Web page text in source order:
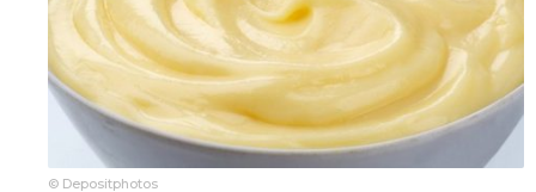
© Depositphotos